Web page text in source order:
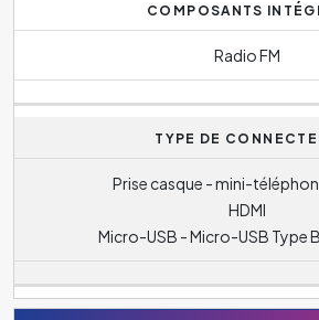
COMPOSANTS
Radio FM
TYPE DE
Prise casque - mini-
HDMI
Micro-USB - Micro-USB Type